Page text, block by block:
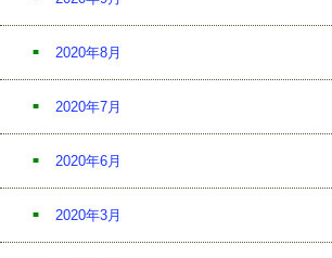
2020年8月
2020年7月
2020年6月
2020年3月